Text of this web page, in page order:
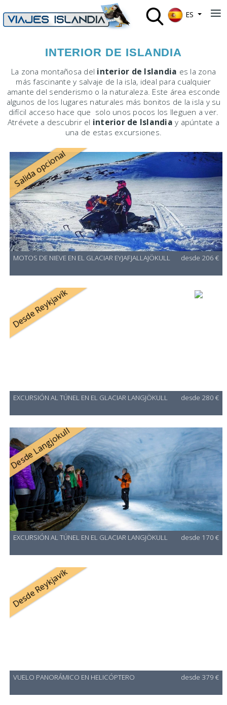
ES
INTERIOR DE ISLANDIA
La zona montañosa del interior de Islandia es la zona
más fascinante y salvaje de la isla, ideal para cualquier
amante del senderismo o la naturaleza. Este área esconde
algunos de los lugares naturales más bonitos de la isla y su
difícil acceso hace que solo unos pocos los lleguen a ver.
Atrévete a descubrir el interior de Islandia y apúntate a
una de estas excursiones.
Salida opcional
MOTOS DE NIEVE EN EL GLACIAR EYJAFJALLAJÖKULL desde 206 €
Desde Reykjavík
EXCURSIÓN AL TÚNEL EN EL GLACIAR LANGJÖKULL desde 280 €
Desde Langjokull
EXCURSIÓN AL TÚNEL EN EL GLACIAR LANGJÖKULL desde 170 €
Desde Reykjavík
VUELO PANORÁMICO EN HELICÓPTERO desde 379 €
≡